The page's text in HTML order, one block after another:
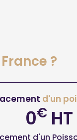
?
d'un
0€HT
d'un